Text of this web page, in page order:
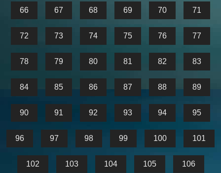
66 67 68 69 70 71
72 73 74 75 76 77
78 79 80 81 82 83
84 85 86 87 88 89
90 91 92 93 94 95
96 97 98 99 100 101
102 103 104 105 106